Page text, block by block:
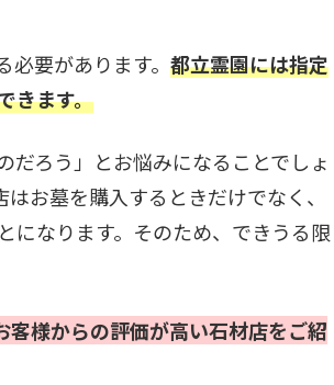
要があります。 都立霊園には指定
きます。
だろう」とお悩みになることでしょ
お墓を購入するときだけでなく、
になります。そのため、できうる限
客様からの評価が高い石材店をご紹